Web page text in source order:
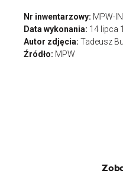
Nr inwentarzowy: MPW-
Data wykonania: 14 lipca
Autor zdjęcia: Tadeusz
Źródło: MPW